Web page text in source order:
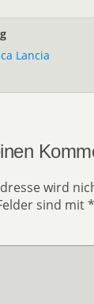
Lancia
wird
sind mit*